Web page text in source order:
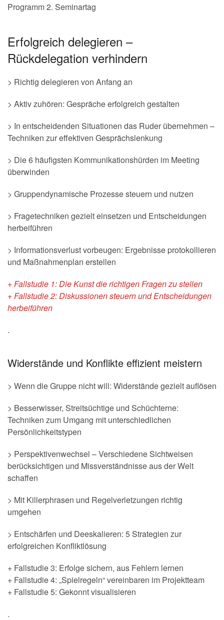
Programm 2. Seminartag
Erfolgreich delegieren –
Rückdelegation verhindern
> Richtig delegieren von Anfang an
> Aktiv zuhören: Gespräche erfolgreich gestalten
> In entscheidenden Situationen das Ruder übernehmen –
Techniken zur effektiven Gesprächslenkung
> Die 6 häufigsten Kommunikationshürden im Meeting
überwinden
> Gruppendynamische Prozesse steuern und nutzen
> Fragetechniken gezielt einsetzen und Entscheidungen
herbeiführen
> Informationsverlust vorbeugen: Ergebnisse protokollieren
und Maßnahmenplan erstellen
+ Fallstudie 1: Die Kunst die richtigen Fragen zu stellen
+ Fallstudie 2: Diskussionen steuern und Entscheidungen
herbeiführen
.
Widerstände und Konflikte effizient meistern
> Wenn die Gruppe nicht will: Widerstände gezielt auflösen
> Besserwisser, Streitsüchtige und Schüchterne:
Techniken zum Umgang mit unterschiedlichen
Persönlichkeitstypen
> Perspektivenwechsel – Verschiedene Sichtweisen
berücksichtigen und Missverständnisse aus der Welt
schaffen
> Mit Killerphrasen und Regelverletzungen richtig
umgehen
> Entschärfen und Deeskalieren: 5 Strategien zur
erfolgreichen Konfliktlösung
+ Fallstudie 3: Erfolge sichern, aus Fehlern lernen
+ Fallstudie 4: „Spielregeln“ vereinbaren im Projektteam
+ Fallstudie 5: Gekonnt visualisieren
.